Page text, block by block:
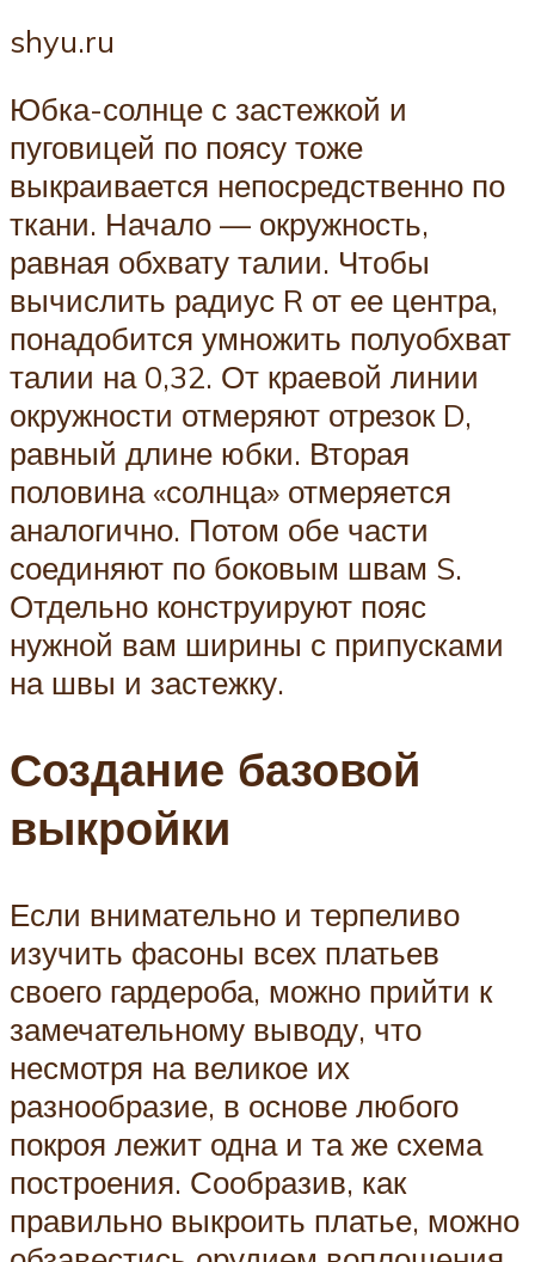
shyu.ru
Юбка-солнце с застежкой и
пуговицей по поясу тоже
выкраивается непосредственно по
ткани. Начало — окружность,
равная обхвату талии. Чтобы
вычислить радиус R от ее центра,
понадобится умножить полуобхват
талии на 0,32. От краевой линии
окружности отмеряют отрезок D,
равный длине юбки. Вторая
половина «солнца» отмеряется
аналогично. Потом обе части
соединяют по боковым швам S.
Отдельно конструируют пояс
нужной вам ширины с припусками
на швы и застежку.
Создание базовой
выкройки
Если внимательно и терпеливо
изучить фасоны всех платьев
своего гардероба, можно прийти к
замечательному выводу, что
несмотря на великое их
разнообразие, в основе любого
покроя лежит одна и та же схема
построения. Сообразив, как
правильно выкроить платье, можно